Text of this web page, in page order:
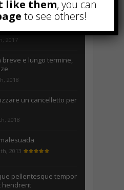
Music: tutto
2017
breve e lungo termine,
2018
un cancelletto per
2018
2013
pellentesque tempor
hendrerit
like them, you can
to see others!